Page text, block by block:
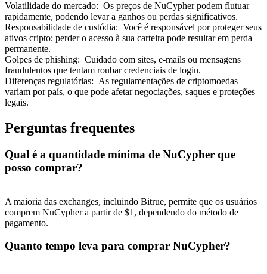
Convide um amigo para receber recompensas em dinheiro
Volatilidade do mercado: Os preços de NuCypher podem flutuar
rapidamente, podendo levar a ganhos ou perdas significativos.
Responsabilidade de custódia: Você é responsável por proteger seus
ativos cripto; perder o acesso à sua carteira pode resultar em perda
permanente.
Golpes de phishing: Cuidado com sites, e-mails ou mensagens
fraudulentos que tentam roubar credenciais de login.
Diferenças regulatórias: As regulamentações de criptomoedas
variam por país, o que pode afetar negociações, saques e proteções
legais.
Perguntas frequentes
Qual é a quantidade mínima de NuCypher que
posso comprar?
A maioria das exchanges, incluindo Bitrue, permite que os usuários
comprem NuCypher a partir de $1, dependendo do método de
pagamento.
Quanto tempo leva para comprar NuCypher?